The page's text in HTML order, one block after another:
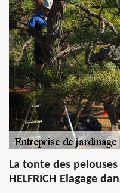
La tonte des
HELFRICH Elagage